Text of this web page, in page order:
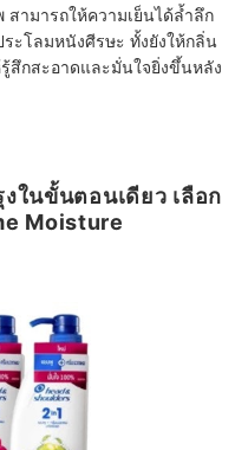
ามารถให้ความเย็นได้ล้ำลึก
ะโลมหนังศีรษะ ทั้งยังให้กลิ่น
กสะอาดและมั่นใจยิ่งขึ้นหลัง
ในขั้นตอนเดียว เลือก
Moisture